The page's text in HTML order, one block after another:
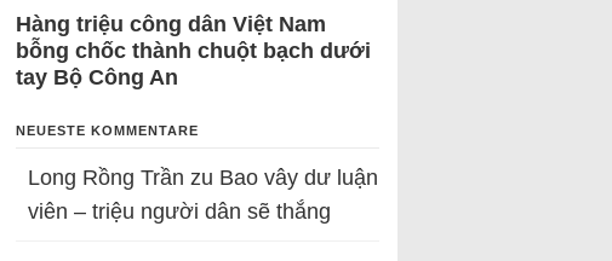
Hàng triệu công dân Việt Nam
bỗng chốc thành chuột bạch dưới
tay Bộ Công An
NEUESTE KOMMENTARE
Long Rồng Trần zu Bao vây dư luận
viên – triệu người dân sẽ thắng